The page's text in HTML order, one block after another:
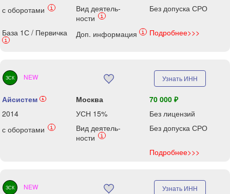
с оборотами
i
Вид деятель-
ности
i
Без допуска СРО
База 1С / Первичка
i
Доп. информация i Подробнее>>>
ЗСК NEW Узнать ИНН
Айсистем i Москва
70 000 ₽
2014
УСН 15%
Без лицензий
с оборотами
i
Вид деятель-
ности
i
Без допуска СРО
Подробнее>>>
ЗСК NEW Узнать ИНН